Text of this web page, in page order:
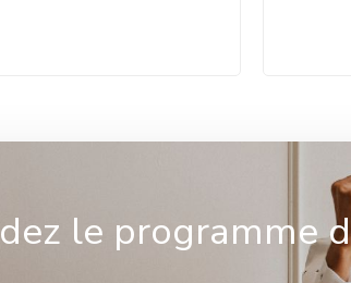
le programme